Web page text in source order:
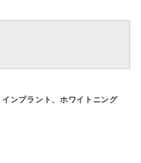
ンプラント、ホワイトニング